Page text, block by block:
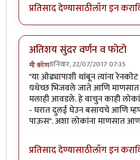
प्रतिसाद देण्यासाठीलॉग इन करा
अतिशय सुंदर वर्णन व फोटो
मी कोणशनिवार, 22/07/2017 07:35
"या ओढ्यापाशी थांबून त्यांना
यथेच्छ भिजवले जाते आणि
मलाही आवडले. हे वाचुन काही
- घरात दुलई घेउन बसायचे आणि
पाऊस". अशा लोकांना माणसात
प्रतिसाद देण्यासाठीलॉग इन करा